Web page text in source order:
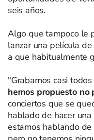
seis años.
Algo que tampoco le
lanzar una película
a que habitualmente
"Grabamos casi
hemos propuesto no
conciertos que se
hablado de hacer
estamos hablando